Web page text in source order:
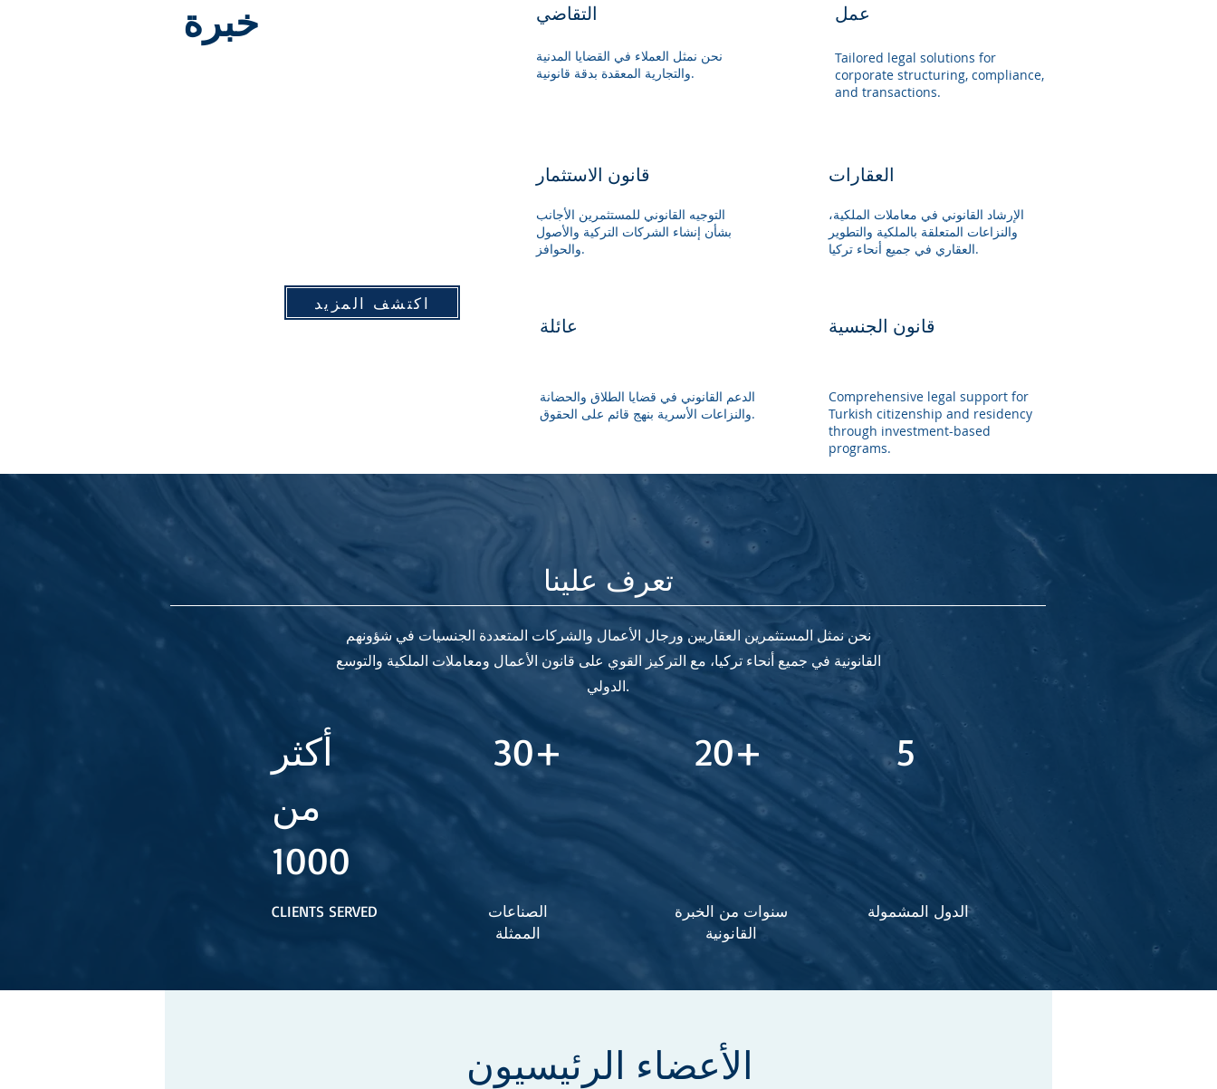
خبرة
اكتشف المزيد
التقاضي
نحن نمثل العملاء في القضايا المدنية
والتجارية المعقدة بدقة قانونية.
قانون الاستثمار
التوجيه القانوني للمستثمرين الأجانب
بشأن إنشاء الشركات التركية والأصول
والحوافز.
عائلة
عمل
Tailored legal solutions for
corporate structuring, compliance,
and transactions.
العقارات
الإرشاد القانوني في معاملات الملكية،
والنزاعات المتعلقة بالملكية والتطوير
العقاري في جميع أنحاء تركيا.
قانون الجنسية
الدعم القانوني في قضايا الطلاق والحضانة
والنزاعات الأسرية بنهج قائم على الحقوق.
Comprehensive legal support for
Turkish citizenship and residency
through investment-based
programs.
تعرف علينا
نحن نمثل المستثمرين العقاريين ورجال الأعمال والشركات المتعددة الجنسيات في شؤونهم
القانونية في جميع أنحاء تركيا، مع التركيز القوي على قانون الأعمال ومعاملات الملكية والتوسع
الدولي.
أكثر
من
1000
CLIENTS SERVED
30+
الصناعات
الممثلة
20+
سنوات من الخبرة
القانونية
5
الدول المشمولة
الأعضاء الرئيسيون